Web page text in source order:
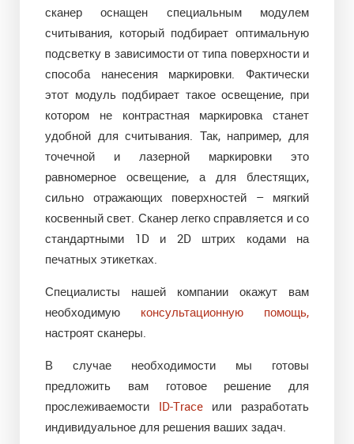
сканер оснащен специальным модулем
считывания, который подбирает оптимальную
подсветку в зависимости от типа поверхности и
способа нанесения маркировки. Фактически
этот модуль подбирает такое освещение, при
котором не контрастная маркировка станет
удобной для считывания. Так, например, для
точечной и лазерной маркировки это
равномерное освещение, а для блестящих,
сильно отражающих поверхностей – мягкий
косвенный свет. Сканер легко справляется и со
стандартными 1D и 2D штрих кодами на
печатных этикетках.
Специалисты нашей компании окажут вам
необходимую консультационную помощь,
настроят сканеры.
В случае необходимости мы готовы
предложить вам готовое решение для
прослеживаемости ID-Traceили разработать
индивидуальное для решения ваших задач.